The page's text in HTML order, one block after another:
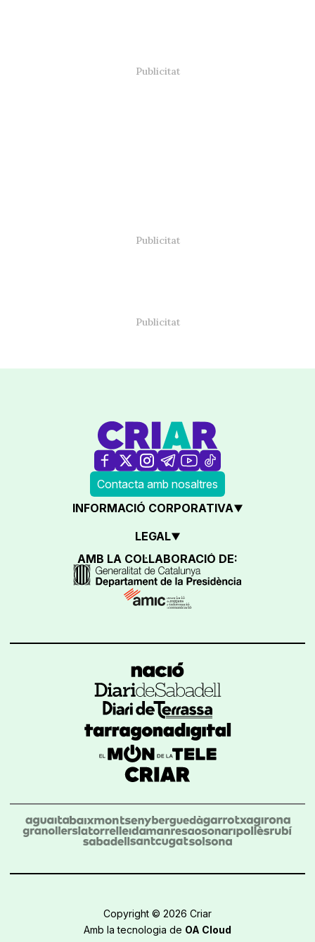
Contacta amb nosaltres
INFORMACIÓ CORPORATIVA
LEGAL
AMB LA COL·LABORACIÓ DE:
Copyright © 2026 Criar
Amb la tecnologia de OA Cloud